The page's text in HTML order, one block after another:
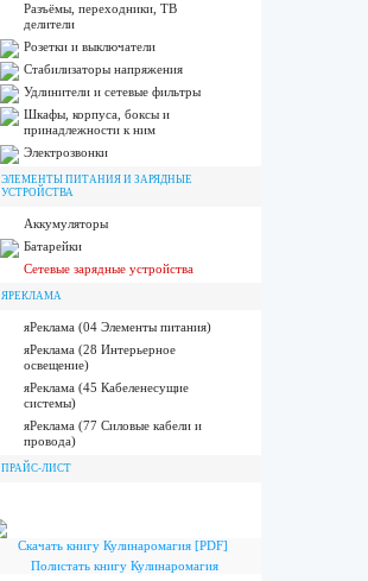
Разъёмы, переходники, ТВ
делители
Розетки и выключатели
Стабилизаторы напряжения
Удлинители и сетевые фильтры
Шкафы, корпуса, боксы и
принадлежности к ним
Электрозвонки
ЭЛЕМЕНТЫ ПИТАНИЯ И ЗАРЯДНЫЕ
УСТРОЙСТВА
Аккумуляторы
Батарейки
Сетевые зарядные устройства
ЯРЕКЛАМА
яРеклама (04 Элементы питания)
яРеклама (28 Интерьерное
освещение)
яРеклама (45 Кабеленесущие
системы)
яРеклама (77 Силовые кабели и
провода)
ПРАЙС-ЛИСТ
Скачать книгу Кулинаромагия [PDF]
Полистать книгу Кулинаромагия